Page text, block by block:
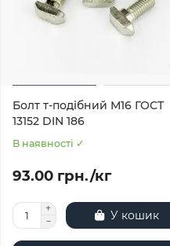
Болт т-подібний М16 ГОСТ
13152 DIN 186
В наявності ✓
93.00 грн./кг
У кошик